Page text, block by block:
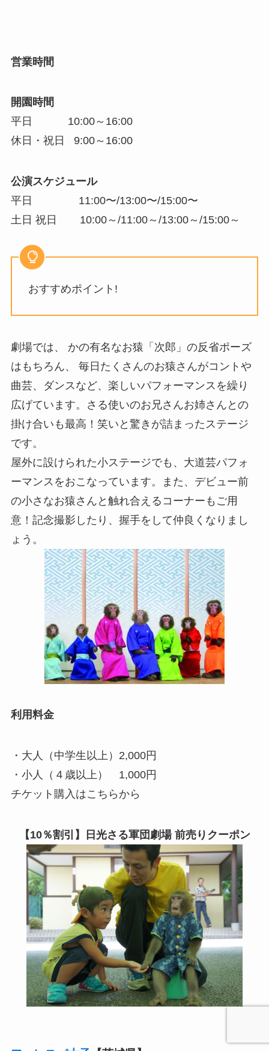
営業時間
開園時間
平日 10:00～16:00
休日・祝日 9:00～16:00
公演スケジュール
平日 11:00〜/13:00〜/15:00〜
土日 祝日 10:00～/11:00～/13:00～/15:00～
おすすめポイント!
劇場では、 かの有名なお猿「次郎」の反省ポーズ
はもちろん、 毎日たくさんのお猿さんがコントや
曲芸、ダンスなど、楽しいパフォーマンスを繰り
広げています。さる使いのお兄さんお姉さんとの
掛け合いも最高！笑いと驚きが詰まったステージ
です。
屋外に設けられた小ステージでも、大道芸パフォ
ーマンスをおこなっています。また、デビュー前
の小さなお猿さんと触れ合えるコーナーもご用
意！記念撮影したり、握手をして仲良くなりまし
ょう。
利用料金
・大人（中学生以上）2,000円
・小人（４歳以上） 1,000円
チケット購入はこちらから
【10％割引】日光さる軍団劇場 前売りクーポン